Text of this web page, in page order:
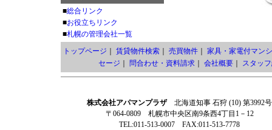
■総合リンク
■お役立ちリンク
■札幌の管理会社一覧
トップページ
賃貸物件検索｜ 売買物件｜ 家具・家電付マン
セージ
問合わせ・資料請求｜ 会社概要｜ スタッ
株式会社アパマンプラザ北海道知事 石狩 (10) 第3992号
〒064-0809 札幌市中央区南9条西4丁目1－12
TEL:011-513-0007 FAX:011-513-7778